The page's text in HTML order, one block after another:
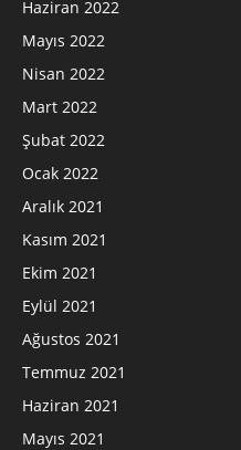
Haziran 2022
Mayıs 2022
Nisan 2022
Mart 2022
Şubat 2022
Ocak 2022
Aralık 2021
Kasım 2021
Ekim 2021
Eylül 2021
Ağustos 2021
Temmuz 2021
Haziran 2021
Mayıs 2021